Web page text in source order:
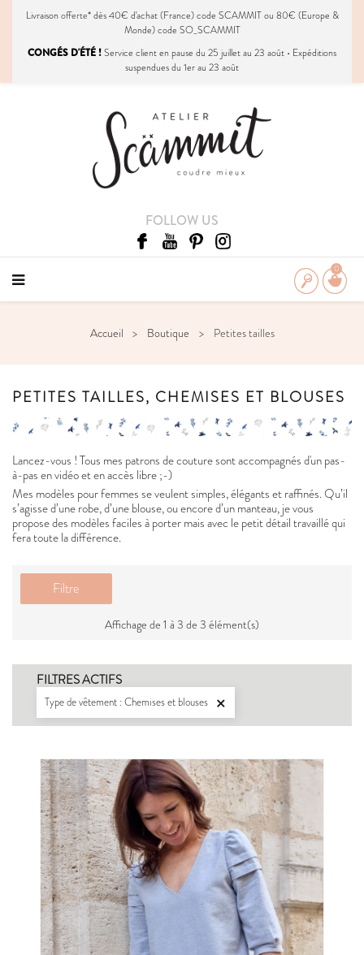
Livraison offerte* dès 40€ d'achat (France) code SCAMMIT ou 80€ (Europe &
Monde) code SO_SCAMMIT
CONGÉS D'ÉTÉ !Service client en pause du 25 juillet au 23 août • Expéditions
suspendues du 1er au 23 août
FOLLOW US
0
Accueil Boutique Petites tailles
PETITES TAILLES, CHEMISES ET BLOUSES
Lancez-vous ! Tous mes patrons de couture sont accompagnés d'un pas-
à-pas en vidéo et en accès libre ;-)
Mes modèles pour femmes se veulent simples, élégants et raffinés. Qu’il
s’agisse d’une robe, d’une blouse, ou encore d’un manteau, je vous
propose des modèles faciles à porter mais avec le petit détail travaillé qui
fera toute la différence.
Filtre
Affichage de 1 à 3 de 3 élément(s)
FILTRES ACTIFS
Type de vêtement : Chemises et blouses 